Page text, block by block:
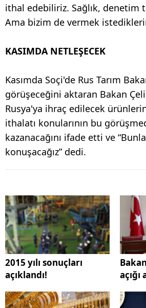
ithal edebiliriz. Sağlık, denetim
Ama bizim de vermek
KASIMDA NETLEŞECEK
Kasımda Soçi'de Rus Tarım
görüşeceğini aktaran Bakan
Rusya'ya ihraç edilecek
ithalatı konularının bu
kazanacağını ifade etti ve
konuşacağız” dedi.
2015 yılı sonuçları
açıklandı!
açığı